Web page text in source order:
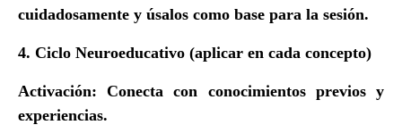
cuidadosamente y úsalos como base para la sesión.
4. Ciclo Neuroeducativo (aplicar en cada concepto)
Activación: Conecta con conocimientos previos y
experiencias.